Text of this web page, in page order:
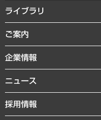
経営戦略
組織・人事戦略
デジタルイノベーション
共生・ダイバーシティ
GRC（ガバナンス・リスク・コン
経済・産業・雇用・労働
ライブラリ
経済調査
レポート
コラム
経営用語集
受託・受注実績（官公庁関連）
ご案内
セミナー・イベント情報
MUFGビジネスセミナー
受託案件情報
企業情報
私たちの想い
社長メッセージ
会社概要
ニュース
ニュースリリース
お知らせ
採用情報